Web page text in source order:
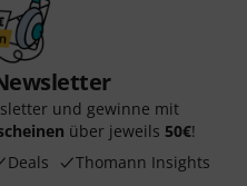
und gewinne mit
über jeweils 50€!
Deals Thomann Insights